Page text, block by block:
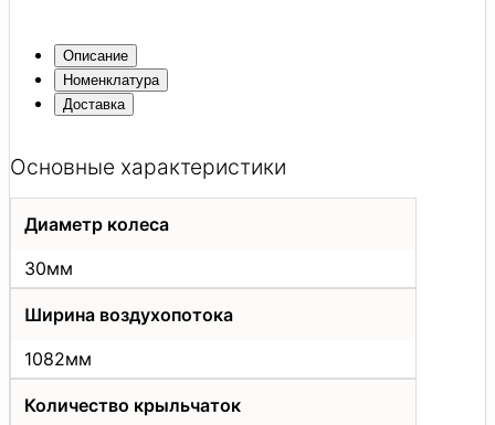
Описание
Номенклатура
Доставка
Основные характеристики
Диаметр колеса
30мм
Ширина воздухопотока
1082мм
Количество крыльчаток